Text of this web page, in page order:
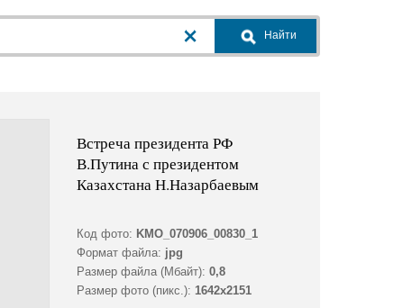
Найти
Встреча президента РФ
В.Путина с президентом
Казахстана Н.Назарбаевым
Код фото: KMO_070906_00830_1
Формат файла: jpg
Размер файла (Мбайт): 0,8
Размер фото (пикс.): 1642x2151